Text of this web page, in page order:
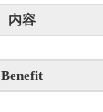
内容
Benefit